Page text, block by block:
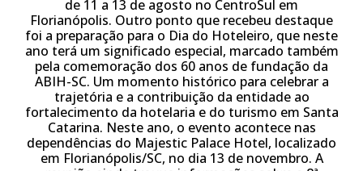
de 11 a 13 de agosto no CentroSul em
Florianópolis. Outro ponto que recebeu destaque
foi a preparação para o Dia do Hoteleiro, que neste
ano terá um significado especial, marcado também
pela comemoração dos 60 anos de fundação da
ABIH-SC. Um momento histórico para celebrar a
trajetória e a contribuição da entidade ao
fortalecimento da hotelaria e do turismo em Santa
Catarina. Neste ano, o evento acontece nas
dependências do Majestic Palace Hotel, localizado
em Florianópolis/SC, no dia 13 de novembro. A